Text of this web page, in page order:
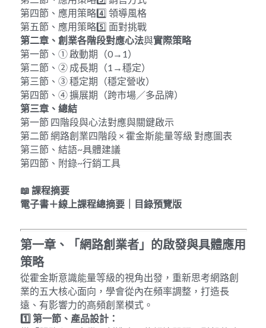
第四節、應用策略4️⃣ 領導風格
第五節、應用策略5️⃣ 面對挑戰
第二章、創業各階段對應心法與實際策略
第一節、① 啟動期（0→1）
第二節、② 成長期（1→穩定）
第三節、③ 穩定期（穩定營收）
第四節、④ 擴展期（跨市場／多品牌）
第三章、總結
第一節 四階段與心法對應與關鍵啟示
第二節 網路創業四階段 × 霍金斯能量等級 對應圖表
第三節、結語~具體建議
第四節、附錄~行銷工具
📖 課程摘要
電子書＋線上課程總摘要｜目錄預覽版
第一章、「網路創業者」的啟發與具體應用
策略
從霍金斯意識能量等級的視角出發，重新思考網路創
業的五大核心面向，學會從內在頻率調整，打造長
遠、有影響力的高頻創業模式。
1️第一節、產品設計：